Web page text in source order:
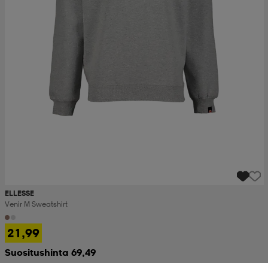
ELLESSE
Venir M Sweatshirt
21,99
Suositushinta 69,49